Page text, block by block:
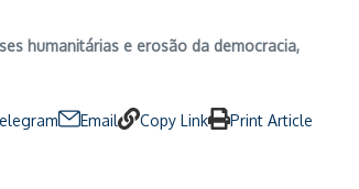
humanitárias e erosão da democracia,
Email Copy Link Print Article